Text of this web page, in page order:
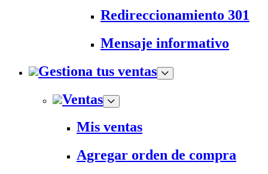
Redireccionamiento 301
Mensaje informativo
Gestiona tus ventas
Ventas
Mis ventas
Agregar orden de compra